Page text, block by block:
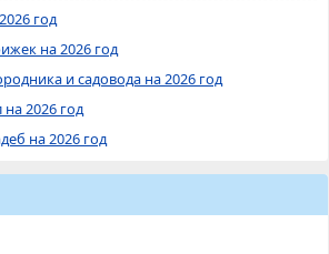
год
на 2026 год
и садовода на 2026 год
2026 год
на 2026 год